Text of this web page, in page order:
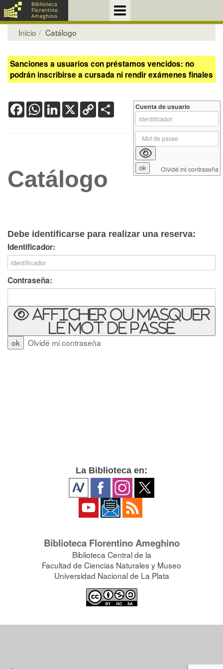
Inicio Catálogo
Sanciones a usuarios con préstamos vencidos: no
podrán inscribirse a cursada ni rendir exámenes finales
FacebookWhatsApp
LinkedIn
X Copy
Link
Catálogo
Debe identificarse para realizar una reserva:
Identificador:
Contraseña:
Afficher ou masquer
le mot de passe
Olvidé mi contraseña
Cuenta de usuario
Olvidé mi contraseña
La Biblioteca en:
Biblioteca Florentino Ameghino
Biblioteca Central de la
Facultad de Ciencias Naturales y Museo
Universidad Nacional de La Plata